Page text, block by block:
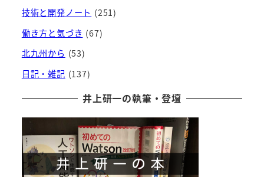
技術と開発ノート (251)
働き方と気づき (67)
北九州から (53)
日記・雑記 (137)
井上研一の執筆・登壇